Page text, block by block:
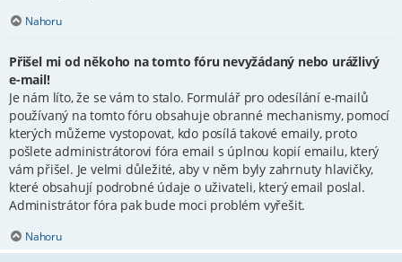
Nahoru
Přišel mi od někoho na tomto fóru nevyžádaný nebo urážlivý
e-mail!
Je nám líto, že se vám to stalo. Formulář pro odesílání e-mailů
používaný na tomto fóru obsahuje obranné mechanismy, pomocí
kterých můžeme vystopovat, kdo posílá takové emaily, proto
pošlete administrátorovi fóra email s úplnou kopií emailu, který
vám přišel. Je velmi důležité, aby v něm byly zahrnuty hlavičky,
které obsahují podrobné údaje o uživateli, který email poslal.
Administrátor fóra pak bude moci problém vyřešit.
Nahoru